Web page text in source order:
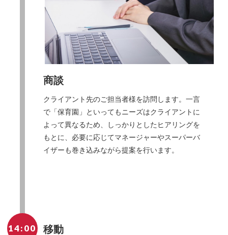
商談
クライアント先のご担当者様を訪問します。一言
で「保育園」といってもニーズはクライアントに
よって異なるため、しっかりとしたヒアリングを
もとに、必要に応じてマネージャーやスーパーバ
イザーも巻き込みながら提案を行います。
14:00 移動